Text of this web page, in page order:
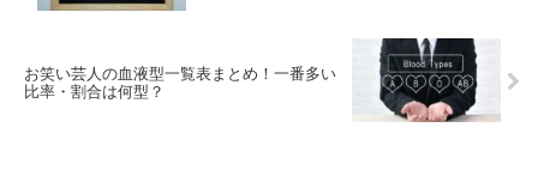
お笑い芸人の血液型一覧表まとめ！一番多い
比率・割合は何型？